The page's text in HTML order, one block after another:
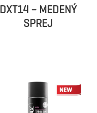
DXT14 – MEDENÝ
SPREJ